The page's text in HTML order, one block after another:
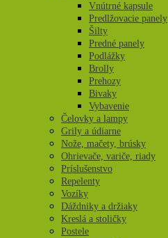
Vnútrné kapsule
Predlžovacie panely
Šilty
Predné panely
Podlážky
Brolly
Prehozy
Bivaky
Vybavenie
Čelovky a lampy
Grily a údiarne
Nože, mačety, brúsky
Ohrievače, variče, riady
Príslušenstvo
Repelenty
Vozíky
Dáždniky a držiaky
Kreslá a stoličky
Postele